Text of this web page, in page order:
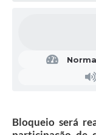
Bloqueio será